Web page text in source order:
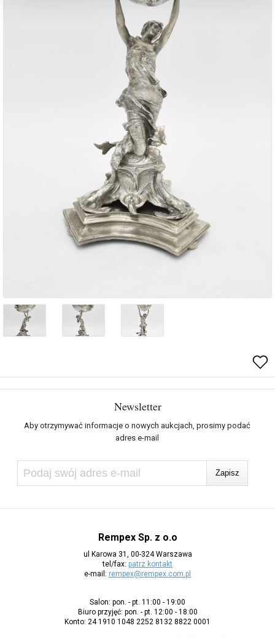
Newsletter
Aby otrzymywać informacje o nowych aukcjach, prosimy podać
adres e-mail
Rempex Sp. z o.o
ul Karowa 31, 00-324 Warszawa
tel/fax: patrz kontakt
e-mail: rempex@rempex.com.pl
Salon: pon. - pt. 11:00 - 19:00
Biuro przyjęć: pon. - pt. 12:00 - 18:00
Konto: 24 1910 1048 2252 8132 8822 0001